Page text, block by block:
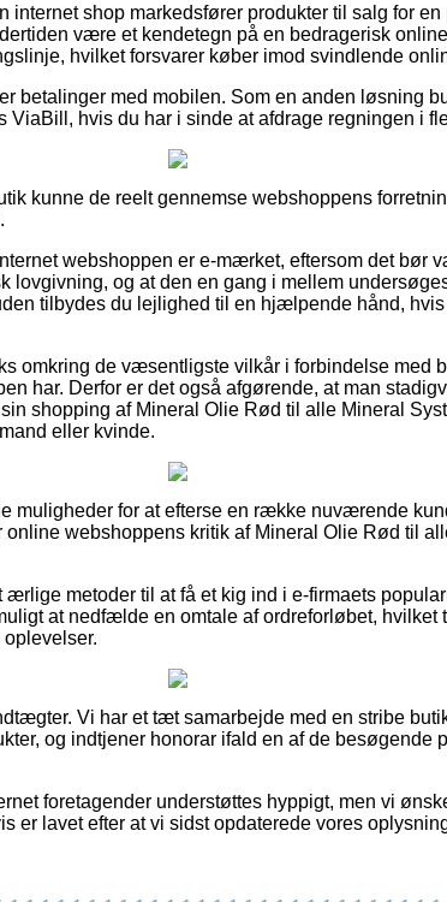
internet shop markedsfører produkter til salg for
være et kendetegn på en bedragerisk
hvilket forsvarer køber imod svindlende
betalinger med mobilen. Som en anden løsning
hvis du har i sinde at afdrage regningen i
kunne de reelt gennemse webshoppens
webshoppen er e-mærket, eftersom det bør
lovgivning, og at den en gang i mellem
tilbydes du lejlighed til en hjælpende hånd,
omkring de væsentligste vilkår i forbindelse med
har. Derfor er det også afgørende, at man
shopping af Mineral Olie Rød til alle Mineral
eller kvinde.
muligheder for at efterse en række nuværende
webshoppens kritik af Mineral Olie Rød til
metoder til at få et kig ind i e-firmaets
at nedfælde en omtale af ordreforløbet, hvilket
Vi har et tæt samarbejde med en stribe
og indtjener honorar ifald en af de besøgende
foretagender understøttes hyppigt, men vi
er lavet efter at vi sidst opdaterede vores